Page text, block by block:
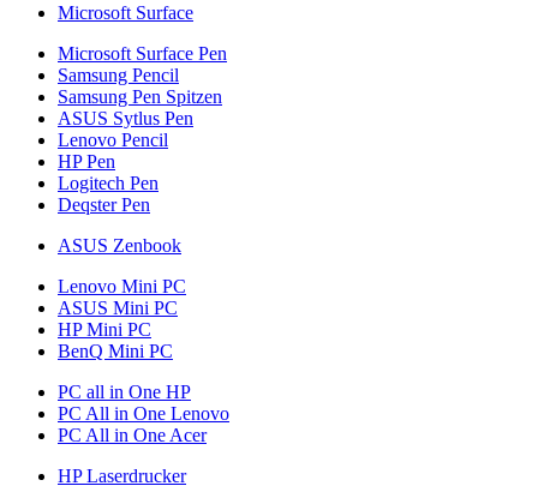
Microsoft Surface
Microsoft Surface Pen
Samsung Pencil
Samsung Pen Spitzen
ASUS Sytlus Pen
Lenovo Pencil
HP Pen
Logitech Pen
Deqster Pen
ASUS Zenbook
Lenovo Mini PC
ASUS Mini PC
HP Mini PC
BenQ Mini PC
PC all in One HP
PC All in One Lenovo
PC All in One Acer
HP Laserdrucker